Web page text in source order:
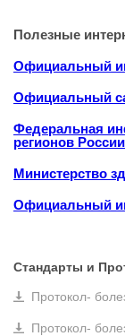
Полезные
Официальный
Официальный
Федеральная
регионов
Министерство
Официальный
Стандарты и
Протокол-
Протокол-